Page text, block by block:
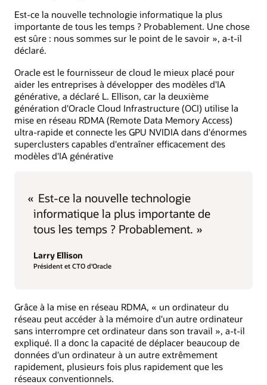
Est-ce la nouvelle technologie informatique la plus
importante de tous les temps ? Probablement. Une chose
est sûre : nous sommes sur le point de le savoir », a-t-il
déclaré.
Oracle est le fournisseur de cloud le mieux placé pour
aider les entreprises à développer des modèles d'IA
générative, a déclaré L. Ellison, car la deuxième
génération d'Oracle Cloud Infrastructure (OCI) utilise la
mise en réseau RDMA (Remote Data Memory Access)
ultra-rapide et connecte les GPU NVIDIA dans d'énormes
superclusters capables d'entraîner efficacement des
modèles d'IA générative
« Est-ce la nouvelle technologie
informatique la plus importante de
tous les temps ? Probablement. »
Larry Ellison
Président et CTO d'Oracle
Grâce à la mise en réseau RDMA, « un ordinateur du
réseau peut accéder à la mémoire d'un autre ordinateur
sans interrompre cet ordinateur dans son travail », a-t-il
expliqué. Il a donc la capacité de déplacer beaucoup de
données d'un ordinateur à un autre extrêmement
rapidement, plusieurs fois plus rapidement que les
réseaux conventionnels.